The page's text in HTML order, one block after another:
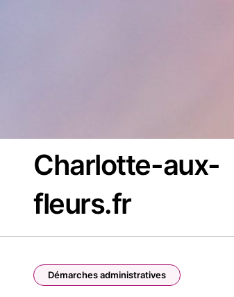
Charlotte-aux-
fleurs.fr
Démarches administratives